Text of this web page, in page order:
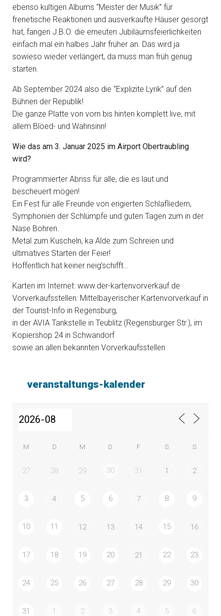
ebenso kultigen Albums “Meister der Musik” für
frenetische Reaktionen und ausverkaufte Häuser gesorgt
hat, fangen J.B.O. die erneuten Jubiläumsfeierlichkeiten
einfach mal ein halbes Jahr früher an. Das wird ja
sowieso wieder verlängert, da muss man früh genug
starten.
Ab September 2024 also die “Explizite Lyrik” auf den
Bühnen der Republik!
Die ganze Platte von vorn bis hinten komplett live, mit
allem Blöed- und Wahnsinn!
Wie das am 3. Januar 2025 im Airport Obertraubling
wird?
Programmierter Abriss für alle, die es laut und
bescheuert mögen!
Ein Fest für alle Freunde von erigierten Schlafliedern,
Symphonien der Schlümpfe und guten Tagen zum in der
Nase Bohren.
Metal zum Kuscheln, ka Alde zum Schreien und
ultimatives Starten der Feier!
Hoffentlich hat keiner neig’schifft…
Karten im Internet: www.der-kartenvorverkauf.de
Vorverkaufsstellen: Mittelbayerischer Kartenvorverkauf in
der Tourist-Info in Regensburg,
in der AVIA Tankstelle in Teublitz (Regensburger Str.), im
Kopiershop 24 in Schwandorf
sowie an allen bekannten Vorverkaufsstellen
veranstaltungs-kalender
M D M D F S S
27 28 29 30 31 1 2
3 4 5 6 7 8 9
10 11 12 13 14 15 16
17 18 19 20 21 22 23
24 25 26 27 28 29 30
31 1 2 3 4 5 6